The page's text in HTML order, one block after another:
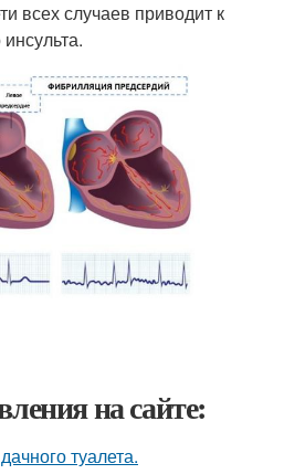
всех случаев приводит к
на сайте:
туалета.